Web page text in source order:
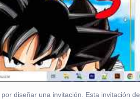
diseñar una invitación. Esta invitación de